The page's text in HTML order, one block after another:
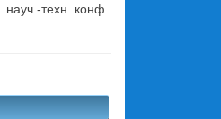
техн. конф.